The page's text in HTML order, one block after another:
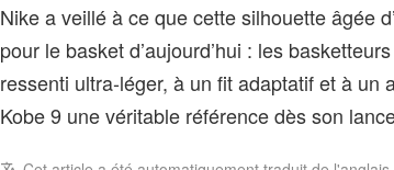
Nike a veillé à ce que cette silhouette âgée
pour le basket d’aujourd’hui : les
ressenti ultra‑léger, à un fit adaptatif et à un
Kobe 9 une véritable référence dès son